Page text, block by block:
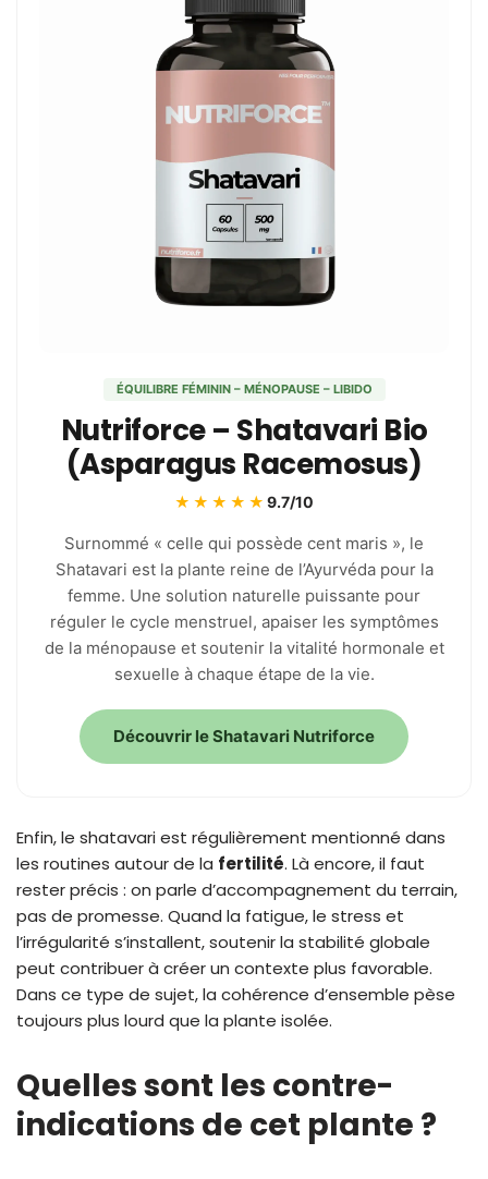
ÉQUILIBRE FÉMININ – MÉNOPAUSE – LIBIDO
Nutriforce – Shatavari Bio
(Asparagus Racemosus)
★★★★★ 9.7/10
Surnommé « celle qui possède cent maris », le
Shatavari est la plante reine de l’Ayurvéda pour la
femme. Une solution naturelle puissante pour
réguler le cycle menstruel, apaiser les symptômes
de la ménopause et soutenir la vitalité hormonale et
sexuelle à chaque étape de la vie.
Découvrir le Shatavari Nutriforce
Enfin, le shatavari est régulièrement mentionné dans
les routines autour de la fertilité. Là encore, il faut
rester précis : on parle d’accompagnement du terrain,
pas de promesse. Quand la fatigue, le stress et
l’irrégularité s’installent, soutenir la stabilité globale
peut contribuer à créer un contexte plus favorable.
Dans ce type de sujet, la cohérence d’ensemble pèse
toujours plus lourd que la plante isolée.
Quelles sont les contre-
indications de cet plante ?